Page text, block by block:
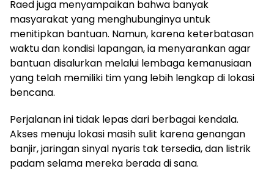
Raed juga menyampaikan bahwa banyak
masyarakat yang menghubunginya untuk
menitipkan bantuan. Namun, karena keterbatasan
waktu dan kondisi lapangan, ia menyarankan agar
bantuan disalurkan melalui lembaga kemanusiaan
yang telah memiliki tim yang lebih lengkap di lokasi
bencana.
Perjalanan ini tidak lepas dari berbagai kendala.
Akses menuju lokasi masih sulit karena genangan
banjir, jaringan sinyal nyaris tak tersedia, dan listrik
padam selama mereka berada di sana.